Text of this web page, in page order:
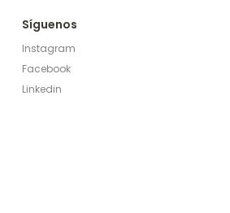
Síguenos
Instagram
Facebook
Linkedin